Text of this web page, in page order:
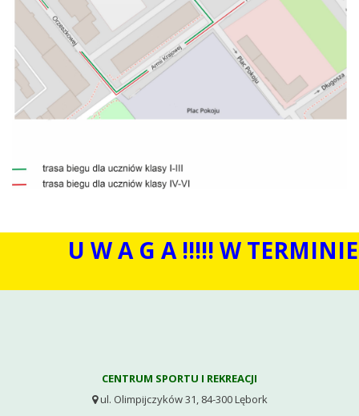
U W A G A !!!!! W TERMINIE
CENTRUM SPORTU I REKREACJI
ul. Olimpijczyków 31, 84-300 Lębork